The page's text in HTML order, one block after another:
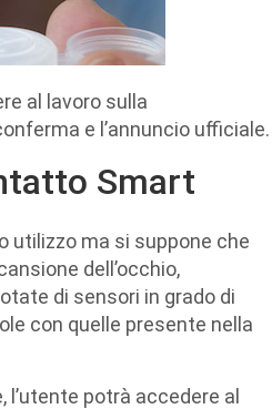
al lavoro sulla
e l’annuncio ufficiale.
Smart
utilizzo ma si suppone che
dell’occhio,
di sensori in grado di
con quelle presente nella
potrà accedere al